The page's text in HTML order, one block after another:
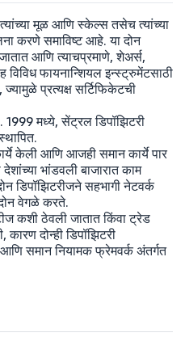
मूळ आणि स्केल्स तसेच त्यांच्या
करणे समाविष्ट आहे. या दोन
जातात आणि त्याचप्रमाणे, शेअर्स,
फायनान्शियल इन्स्ट्रुमेंटसाठी
प्रत्यक्ष सर्टिफिकेटची
1999 मध्ये, सेंट्रल डिपॉझिटरी
केली आणि आजही समान कार्ये पार
भांडवली बाजारात काम
डिपॉझिटरीजने सहभागी नेटवर्क
वेगळे करते.
कशी ठेवली जातात किंवा ट्रेड
दोन्ही डिपॉझिटरी
समान नियामक फ्रेमवर्क अंतर्गत